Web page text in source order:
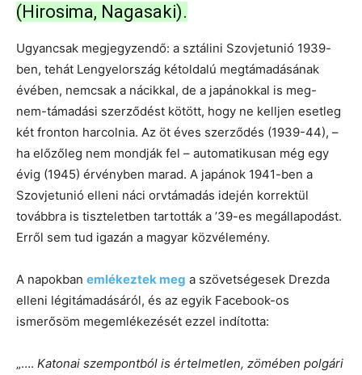
(Hirosima, Nagasaki).
Ugyancsak megjegyzendő: a sztálini Szovjetunió 1939-
ben, tehát Lengyelország kétoldalú megtámadásának
évében, nemcsak a nácikkal, de a japánokkal is meg-
nem-támadási szerződést kötött, hogy ne kelljen esetleg
két fronton harcolnia. Az öt éves szerződés (1939-44), –
ha előzőleg nem mondják fel – automatikusan még egy
évig (1945) érvényben marad. A japánok 1941-ben a
Szovjetunió elleni náci orvtámadás idején korrektül
továbbra is tiszteletben tartották a ’39-es megállapodást.
Erről sem tud igazán a magyar közvélemény.
A napokban emlékeztek meg a szövetségesek Drezda
elleni légitámadásáról, és az egyik Facebook-os
ismerősöm megemlékezését ezzel indította:
„…. Katonai szempontból is értelmetlen, zömében polgári